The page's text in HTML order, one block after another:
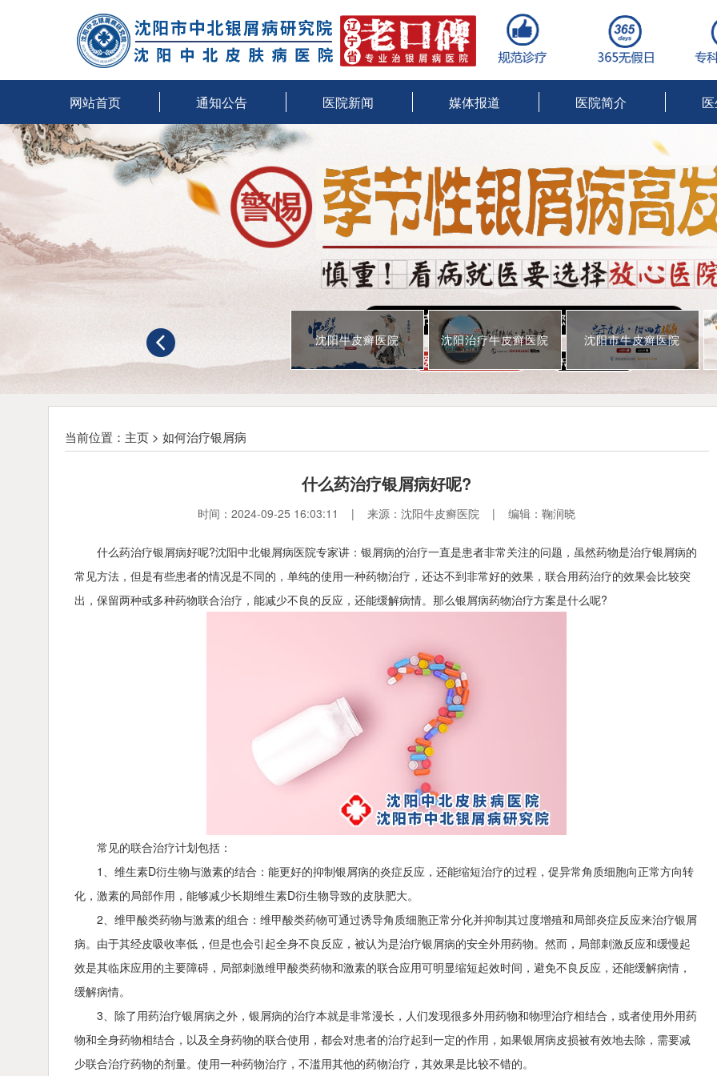
网站首页 通知公告 医院新闻 媒体报道 医院简介
沈阳牛皮癣医院 沈阳治疗牛皮癣医院 沈阳市牛皮癣医院
当前位置： 主页> 如何治疗银屑病
什么药治疗银屑病好呢?
时间：2024-09-25 16:03:11 | 来源：沈阳牛皮癣医院 | 编辑：鞠润晓
什么药治疗银屑病好呢?沈阳中北银屑病医院专家讲：银屑病的治疗一直是患者非常关注的问题，虽然药物是治疗银屑病的
常见方法，但是有些患者的情况是不同的，单纯的使用一种药物治疗，还达不到非常好的效果，联合用药治疗的效果会比较突
出，保留两种或多种药物联合治疗，能减少不良的反应，还能缓解病情。那么银屑病药物治疗方案是什么呢?
常见的联合治疗计划包括：
1、维生素D衍生物与激素的结合：能更好的抑制银屑病的炎症反应，还能缩短治疗的过程，促异常角质细胞向正常方向转
化，激素的局部作用，能够减少长期维生素D衍生物导致的皮肤肥大。
2、维甲酸类药物与激素的组合：维甲酸类药物可通过诱导角质细胞正常分化并抑制其过度增殖和局部炎症反应来治疗银屑
病。由于其经皮吸收率低，但是也会引起全身不良反应，被认为是治疗银屑病的安全外用药物。然而，局部刺激反应和缓慢起
效是其临床应用的主要障碍，局部刺激维甲酸类药物和激素的联合应用可明显缩短起效时间，避免不良反应，还能缓解病情，
缓解病情。
3、除了用药治疗银屑病之外，银屑病的治疗本就是非常漫长，人们发现很多外用药物和物理治疗相结合，或者使用外用药
物和全身药物相结合，以及全身药物的联合使用，都会对患者的治疗起到一定的作用，如果银屑病皮损被有效地去除，需要减
少联合治疗药物的剂量。使用一种药物治疗，不滥用其他的药物治疗，其效果是比较不错的。